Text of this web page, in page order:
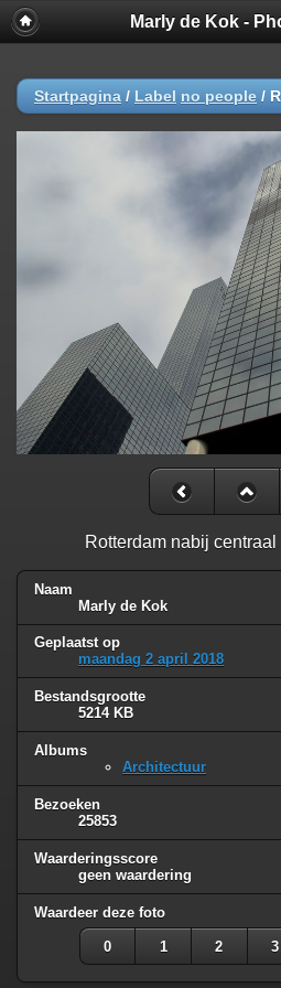
Marly de Kok -
Startpagina / Label no people /
Rotterdam nabij
Naam
Marly de Kok
Geplaatst op
maandag 2 april 2018
Bestandsgrootte
5214 KB
Albums
Architectuur
Bezoeken
25853
Waarderingsscore
geen waardering
Waardeer deze foto
0 1 2 3